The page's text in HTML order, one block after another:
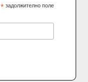
* задолжително поле